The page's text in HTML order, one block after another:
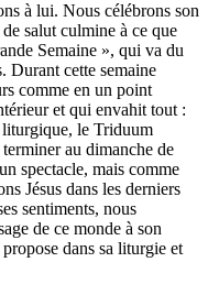
à lui. Nous célébrons son
salut culmine à ce que
Semaine », qui va du
Durant cette semaine
comme en un point
et qui envahit tout :
le Triduum
au dimanche de
spectacle, mais comme
Jésus dans les derniers
sentiments, nous
de ce monde à son
dans sa liturgie et